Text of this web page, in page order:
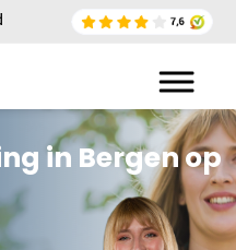
in Bergen op